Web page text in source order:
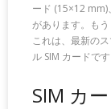
ード (15×12 mm)
があります。も
これは、最新の
ル SIM カードです
SIM カ